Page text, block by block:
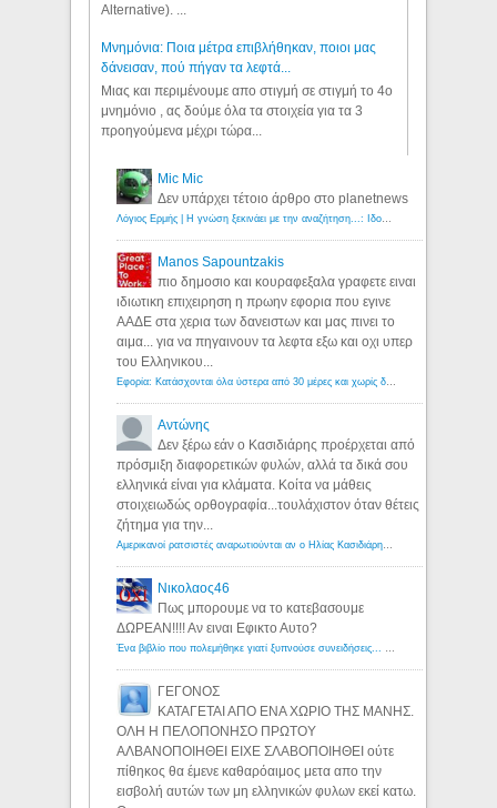
Alternative). ...
Μνημόνια: Ποια μέτρα επιβλήθηκαν, ποιοι μας
δάνεισαν, πού πήγαν τα λεφτά...
Μιας και περιμένουμε απο στιγμή σε στιγμή το 4ο
μνημόνιο , ας δούμε όλα τα στοιχεία για τα 3
προηγούμενα μέχρι τώρα...
Mic Mic
Δεν υπάρχει τέτοιο άρθρο στο planetnews
Λόγιος Ερμής | Η γνώση ξεκινάει με την αναζήτηση...: Ιδού οι 18 που χρωστούν 11 δις ευρώ!
Manos Sapountzakis
πιο δημοσιο και κουραφεξαλα γραφετε ειναι
ιδιωτικη επιχειρηση η πρωην εφορια που εγινε
ΑΑΔΕ στα χερια των δανειστων και μας πινει το
αιμα... για να πηγαινουν τα λεφτα εξω και οχι υπερ
του Ελληνικου...
Εφορία: Κατάσχονται όλα ύστερα από 30 μέρες και χωρίς δικαστικές αποφάσεις - Λόγιος Ερμής
Αντώνης
Δεν ξέρω εάν ο Κασιδιάρης προέρχεται από
πρόσμιξη διαφορετικών φυλών, αλλά τα δικά σου
ελληνικά είναι για κλάματα. Κοίτα να μάθεις
στοιχειωδώς ορθογραφία...τουλάχιστον όταν θέτεις
ζήτημα για την...
Αμερικανοί ρατσιστές αναρωτιούνται αν ο Ηλίας Κασιδιάρης ανήκει στη λευκή φυλή... - Λόγιος Ερμής
Νικολαος46
Πως μπορουμε να το κατεβασουμε
ΔΩΡΕΑΝ!!!! Αν ειναι Εφικτο Αυτο?
Ένα βιβλίο που πολεμήθηκε γιατί ξυπνούσε συνειδήσεις... - Λόγιος Ερμής | Η γνώση ξεκινάει με την αναζήτηση...
ΓΕΓΟΝΟΣ
ΚΑΤΑΓΕΤΑΙ ΑΠΟ ΕΝΑ ΧΩΡΙΟ ΤΗΣ ΜΑΝΗΣ.
ΟΛΗ Η ΠΕΛΟΠΟΝΗΣΟ ΠΡΩΤΟΥ
ΑΛΒΑΝΟΠΟΙΗΘΕΙ ΕΙΧΕ ΣΛΑΒΟΠΟΙΗΘΕΙ ούτε
πίθηκος θα έμενε καθαρόαιμος μετα απο την
εισβολή αυτών των μη ελληνικών φυλων εκεί κατω.